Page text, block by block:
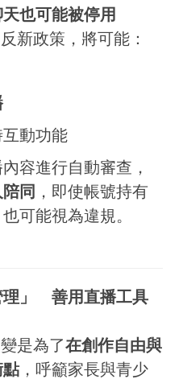
也可能被停用
新政策，將可能：
動功能
容進行自動審查，
同 ，即使帳號持有
可能視為違規。
理」 善用直播工具
是為了在創作自由與
點，呼籲家長與青少